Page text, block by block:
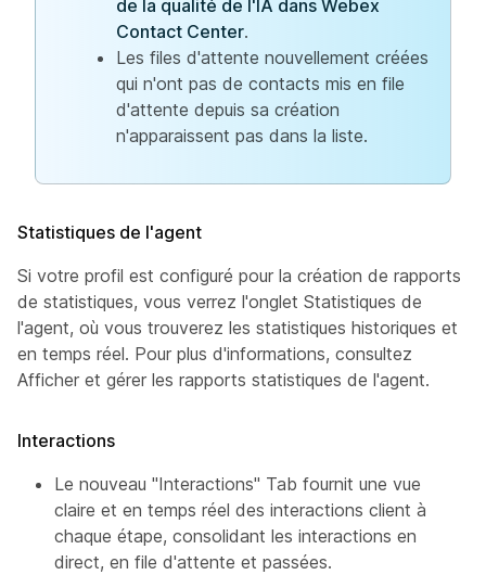
de la qualité de l'IA dans Webex
Contact Center.
Les files d'attente nouvellement créées
qui n'ont pas de contacts mis en file
d'attente depuis sa création
n'apparaissent pas dans la liste.
Statistiques de l'agent
Si votre profil est configuré pour la création de rapports
de statistiques, vous verrez l'onglet Statistiques de
l'agent, où vous trouverez les statistiques historiques et
en temps réel. Pour plus d'informations, consultez
Afficher et gérer les rapports statistiques de l'agent.
Interactions
Le nouveau "Interactions" Tab fournit une vue
claire et en temps réel des interactions client à
chaque étape, consolidant les interactions en
direct, en file d'attente et passées.